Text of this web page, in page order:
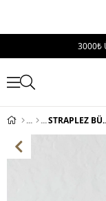
3000₺
STRAPLEZ BÜZGÜLÜ